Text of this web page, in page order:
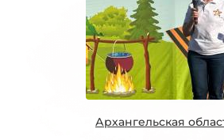
Архангельская